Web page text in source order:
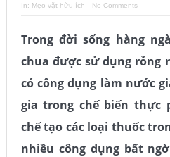
In: Mẹo vặt hữu ích No Comments
Trong đời sống hàng
chua được sử dụng rỗng
có công dụng làm nước
gia trong chế biến thực
chế tạo các loại thuốc
nhiều công dụng bất